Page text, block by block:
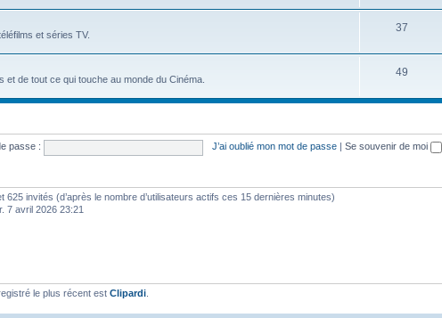
et séries TV.
37
de tout ce qui touche au monde du Cinéma.
49
passe : J’ai oublié mon mot de passe Se souvenir de moi
invités (d’après le nombre d’utilisateurs actifs ces 15 dernières minutes)
7 avril 2026 23:21
le plus récent est Clipardi